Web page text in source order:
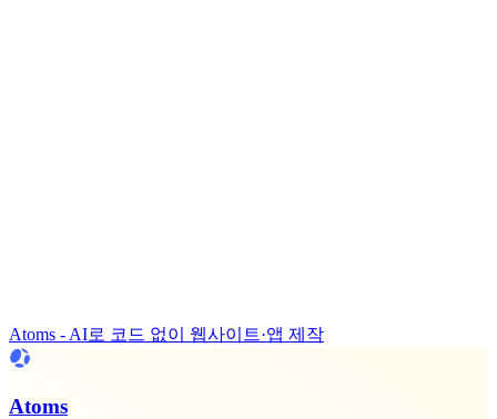
Atoms - AI로 코드 없이 웹사이트·앱 제작
Atoms